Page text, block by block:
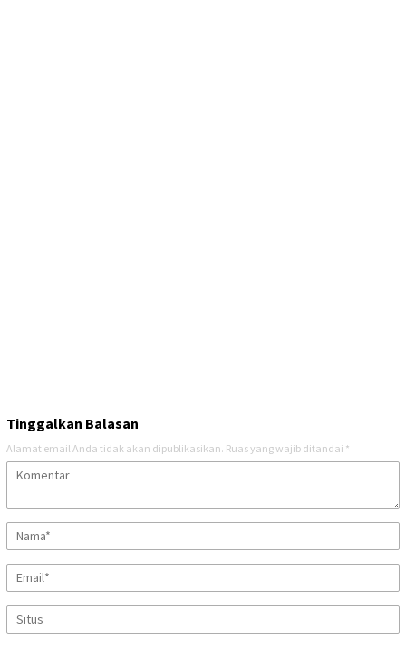
Tinggalkan Balasan
Alamat email Anda tidak akan dipublikasikan. Ruas yang wajib ditandai *